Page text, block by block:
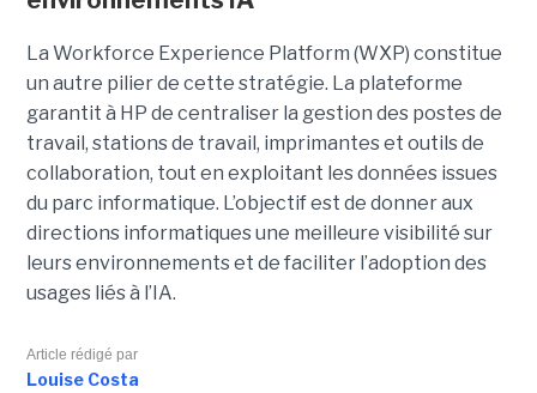
La Workforce Experience Platform (WXP) constitue
un autre pilier de cette stratégie. La plateforme
garantit à HP de centraliser la gestion des postes de
travail, stations de travail, imprimantes et outils de
collaboration, tout en exploitant les données issues
du parc informatique. L’objectif est de donner aux
directions informatiques une meilleure visibilité sur
leurs environnements et de faciliter l’adoption des
usages liés à l’IA.
Article rédigé par
Louise Costa